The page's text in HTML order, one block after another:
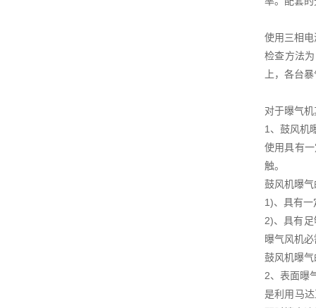
使用三相
检查方法
上，各台
对于曝气
1、鼓风机
使用具有
触。
鼓风机曝
1)、具有
2)、具有
曝气风机
鼓风机曝
2、表面曝
是利用马